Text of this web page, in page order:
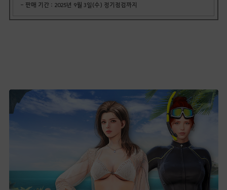
- 판매 기간 : 2025년 9월 3일(수) 정기점검까지